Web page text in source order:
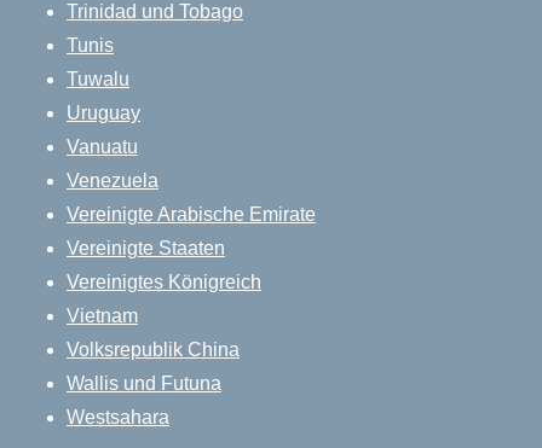
Trinidad und Tobago
Tunis
Tuwalu
Uruguay
Vanuatu
Venezuela
Vereinigte Arabische Emirate
Vereinigte Staaten
Vereinigtes Königreich
Vietnam
Volksrepublik China
Wallis und Futuna
Westsahara